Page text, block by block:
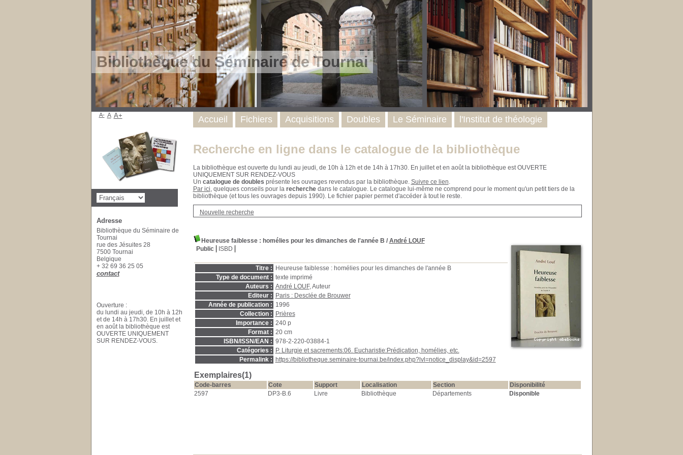
Bibliothèque du Séminaire de Tournai
Recherche en ligne dans le catalogue de la bibliothèque
La bibliothèque est ouverte du lundi au jeudi, de 10h à 12h et de 14h à 17h30. En juillet et en août la bibliothèque est OUVERTE
UNIQUEMENT SUR RENDEZ-VOUS
Un catalogue de doubles présente les ouvrages revendus par la bibliothèque. Suivre ce lien.
Par ici, quelques conseils pour la recherchedans le catalogue. Le catalogue lui-même ne comprend pour le moment qu'un petit tiers de la
bibliothèque (et tous les ouvrages depuis 1990). Le fichier papier permet d'accéder à tout le reste.
Nouvelle recherche
Heureuse faiblesse : homélies pour les dimanches de l'année B / André LOUF
Public
ISBD
Titre :
Heureuse faiblesse : homélies pour les dimanches de l'année B
Type de document : texte imprimé
Auteurs : André LOUF, Auteur
Editeur :
Paris : Desclée de Brouwer
Année de publication : 1996
Collection :
Prières
Importance : 240 p
Format : 20 cm
ISBN/ISSN/EAN : 978-2-220-03884-1
Catégories :
P. Liturgie et sacrements:06. Eucharistie:Prédication, homélies, etc.
Permalink :
https://bibliotheque.seminaire-tournai.be/index.php?lvl=notice_display&id=2597
Exemplaires(1)
Code-barres Cote Support Localisation Section
Disponibilité
2597
DP3-B.6 Livre Bibliothèque Départements Disponible
Accueil Fichiers Acquisitions Doubles Le Séminaire l'Institut de théologie
A- A A+
Adresse
Bibliothèque du Séminaire de
Tournai
rue des Jésuites 28
7500 Tournai
Belgique
+ 32 69 36 25 05
contact
Ouverture :
du lundi au jeudi, de 10h à 12h
et de 14h à 17h30. En juillet et
en août la bibliothèque est
OUVERTE UNIQUEMENT
SUR RENDEZ-VOUS.